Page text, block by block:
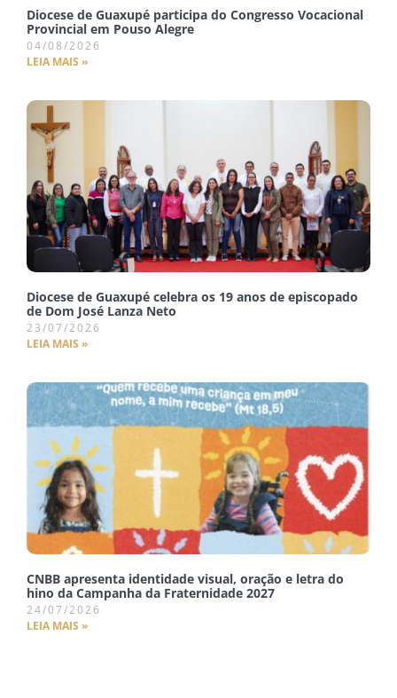
Diocese de Guaxupé participa do Congresso Vocacional
Provincial em Pouso Alegre
04/08/2026
LEIA MAIS »
Diocese de Guaxupé celebra os 19 anos de episcopado
de Dom José Lanza Neto
23/07/2026
LEIA MAIS »
CNBB apresenta identidade visual, oração e letra do
hino da Campanha da Fraternidade 2027
24/07/2026
LEIA MAIS »